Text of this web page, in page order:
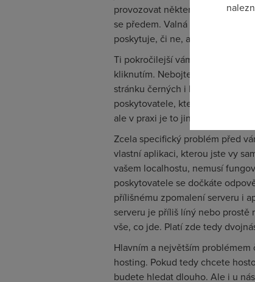
provozovat některý z open
se předem. Valná část
poskytuje, či ne, a jak si provoz
Ti pokročilejší vám umožní přes
kliknutím. Nebojte se však
stránku černých i
poskytovatele, který o sobě
ale v praxi je to jinak. Inu když
Zcela specifický problém před
vlastní aplikaci, kterou jste vy
vašem localhostu, nemusí
poskytovatele se dočkáte
přílišnému zpomalení serveru i
serveru je příliš líný nebo prostě
vše, co jde. Platí zde tedy
Hlavním a největším
hosting. Pokud tedy chcete
budete hledat dlouho. Ale i u